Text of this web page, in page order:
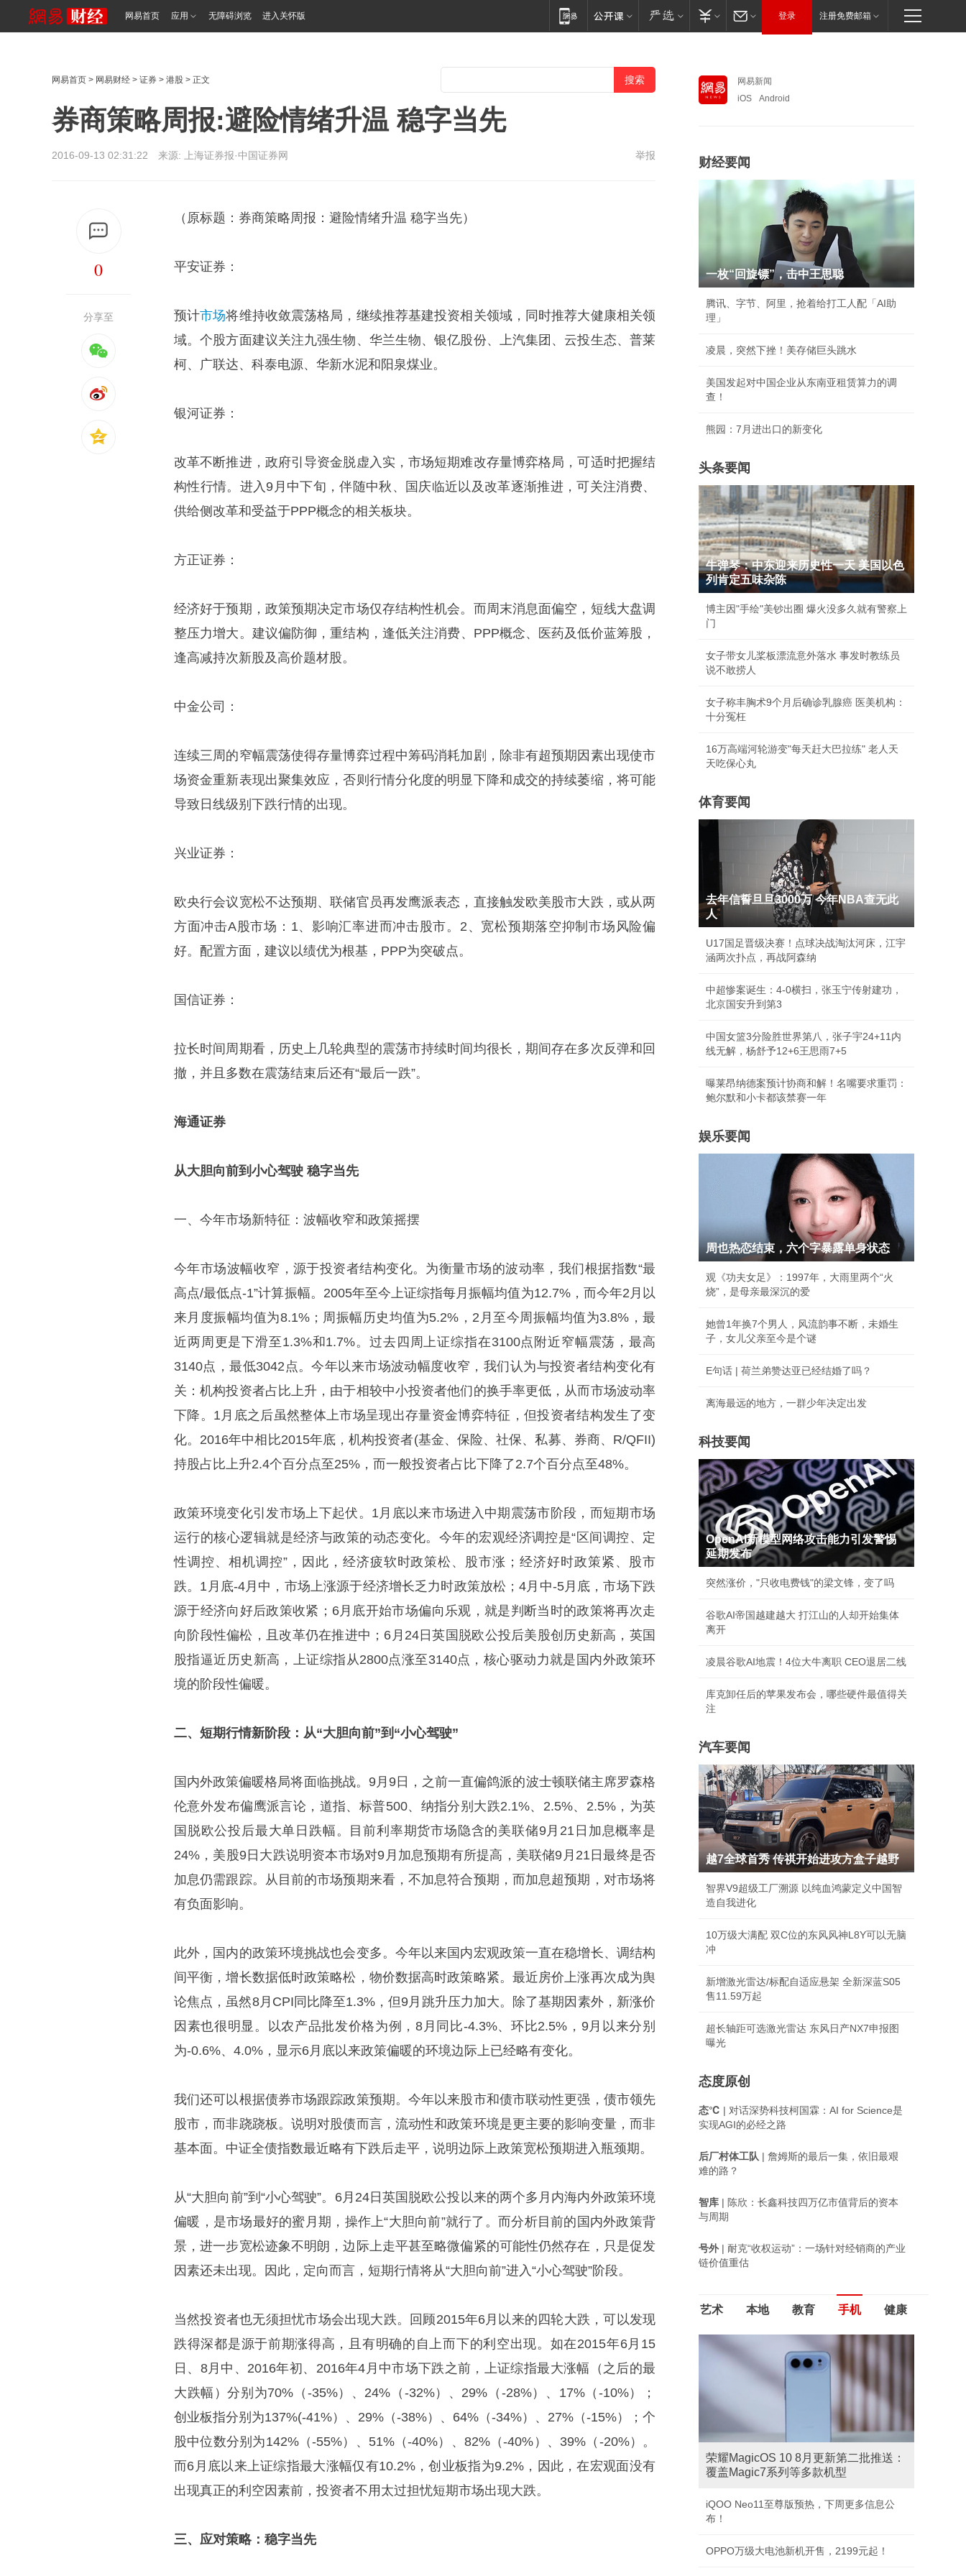
网易首页 应用 无障碍浏览 进入关怀版 登录 注册免费邮箱
网易首页 > 网易财经 > 证券 > 港股 > 正文
券商策略周报:避险情绪升温 稳字当先
2016-09-13 02:31:22 来源: 上海证券报·中国证券网 举报
0
分享至
（原标题：券商策略周报：避险情绪升温 稳字当先）
平安证券：
预计市场将维持收敛震荡格局，继续推荐基建投资相关领域，同时推荐大健康相关领
域。个股方面建议关注九强生物、华兰生物、银亿股份、上汽集团、云投生态、普莱
柯、广联达、科泰电源、华新水泥和阳泉煤业。
银河证券：
改革不断推进，政府引导资金脱虚入实，市场短期难改存量博弈格局，可适时把握结
构性行情。进入9月中下旬，伴随中秋、国庆临近以及改革逐渐推进，可关注消费、
供给侧改革和受益于PPP概念的相关板块。
方正证券：
经济好于预期，政策预期决定市场仅存结构性机会。而周末消息面偏空，短线大盘调
整压力增大。建议偏防御，重结构，逢低关注消费、PPP概念、医药及低价蓝筹股，
逢高减持次新股及高价题材股。
中金公司：
连续三周的窄幅震荡使得存量博弈过程中筹码消耗加剧，除非有超预期因素出现使市
场资金重新表现出聚集效应，否则行情分化度的明显下降和成交的持续萎缩，将可能
导致日线级别下跌行情的出现。
兴业证券：
欧央行会议宽松不达预期、联储官员再发鹰派表态，直接触发欧美股市大跌，或从两
方面冲击A股市场：1、影响汇率进而冲击股市。2、宽松预期落空抑制市场风险偏
好。配置方面，建议以绩优为根基，PPP为突破点。
国信证券：
拉长时间周期看，历史上几轮典型的震荡市持续时间均很长，期间存在多次反弹和回
撤，并且多数在震荡结束后还有“最后一跌”。
海通证券
从大胆向前到小心驾驶 稳字当先
一、今年市场新特征：波幅收窄和政策摇摆
今年市场波幅收窄，源于投资者结构变化。为衡量市场的波动率，我们根据指数“最
高点/最低点-1”计算振幅。2005年至今上证综指每月振幅均值为12.7%，而今年2月以
来月度振幅均值为8.1%；周振幅历史均值为5.2%，2月至今周振幅均值为3.8%，最
近两周更是下滑至1.3%和1.7%。过去四周上证综指在3100点附近窄幅震荡，最高
3140点，最低3042点。今年以来市场波动幅度收窄，我们认为与投资者结构变化有
关：机构投资者占比上升，由于相较中小投资者他们的换手率更低，从而市场波动率
下降。1月底之后虽然整体上市场呈现出存量资金博弈特征，但投资者结构发生了变
化。2016年中相比2015年底，机构投资者(基金、保险、社保、私募、券商、R/QFII)
持股占比上升2.4个百分点至25%，而一般投资者占比下降了2.7个百分点至48%。
政策环境变化引发市场上下起伏。1月底以来市场进入中期震荡市阶段，而短期市场
运行的核心逻辑就是经济与政策的动态变化。今年的宏观经济调控是“区间调控、定
性调控、相机调控”，因此，经济疲软时政策松、股市涨；经济好时政策紧、股市
跌。1月底-4月中，市场上涨源于经济增长乏力时政策放松；4月中-5月底，市场下跌
源于经济向好后政策收紧；6月底开始市场偏向乐观，就是判断当时的政策将再次走
向阶段性偏松，且改革仍在推进中；6月24日英国脱欧公投后美股创历史新高，英国
股指逼近历史新高，上证综指从2800点涨至3140点，核心驱动力就是国内外政策环
境的阶段性偏暖。
二、短期行情新阶段：从“大胆向前”到“小心驾驶”
国内外政策偏暖格局将面临挑战。9月9日，之前一直偏鸽派的波士顿联储主席罗森格
伦意外发布偏鹰派言论，道指、标普500、纳指分别大跌2.1%、2.5%、2.5%，为英
国脱欧公投后最大单日跌幅。目前利率期货市场隐含的美联储9月21日加息概率是
24%，美股9日大跌说明资本市场对9月加息预期有所提高，美联储9月21日最终是否
加息仍需跟踪。从目前的市场预期来看，不加息符合预期，而加息超预期，对市场将
有负面影响。
此外，国内的政策环境挑战也会变多。今年以来国内宏观政策一直在稳增长、调结构
间平衡，增长数据低时政策略松，物价数据高时政策略紧。最近房价上涨再次成为舆
论焦点，虽然8月CPI同比降至1.3%，但9月跳升压力加大。除了基期因素外，新涨价
因素也很明显。以农产品批发价格为例，8月同比-4.3%、环比2.5%，9月以来分别
为-0.6%、4.0%，显示6月底以来政策偏暖的环境边际上已经略有变化。
我们还可以根据债券市场跟踪政策预期。今年以来股市和债市联动性更强，债市领先
股市，而非跷跷板。说明对股债而言，流动性和政策环境是更主要的影响变量，而非
基本面。中证全债指数最近略有下跌后走平，说明边际上政策宽松预期进入瓶颈期。
从“大胆向前”到“小心驾驶”。6月24日英国脱欧公投以来的两个多月内海内外政策环境
偏暖，是市场最好的蜜月期，操作上“大胆向前”就行了。而分析目前的国内外政策背
景，进一步宽松迹象不明朗，边际上走平甚至略微偏紧的可能性仍然存在，只是促发
因素还未出现。因此，定向而言，短期行情将从“大胆向前”进入“小心驾驶”阶段。
当然投资者也无须担忧市场会出现大跌。回顾2015年6月以来的四轮大跌，可以发现
跌得深都是源于前期涨得高，且有明确的自上而下的利空出现。如在2015年6月15
日、8月中、2016年初、2016年4月中市场下跌之前，上证综指最大涨幅（之后的最
大跌幅）分别为70%（-35%）、24%（-32%）、29%（-28%）、17%（-10%）；
创业板指分别为137%(-41%）、29%（-38%）、64%（-34%）、27%（-15%）；个
股中位数分别为142%（-55%）、51%（-40%）、82%（-40%）、39%（-20%）。
而6月底以来上证综指最大涨幅仅有10.2%，创业板指为9.2%，因此，在宏观面没有
出现真正的利空因素前，投资者不用太过担忧短期市场出现大跌。
三、应对策略：稳字当先
网易新闻
iOS
Android
财经要闻
一枚“回旋镖”，击中王思聪
腾讯、字节、阿里，抢着给打工人配「AI助
理」
凌晨，突然下挫！美存储巨头跳水
美国发起对中国企业从东南亚租赁算力的调
查！
熊园：7月进出口的新变化
头条要闻
牛弹琴：中东迎来历史性一天 美国以色
列肯定五味杂陈
博主因"手绘"美钞出圈 爆火没多久就有警察上
门
女子带女儿桨板漂流意外落水 事发时教练员
说不敢捞人
女子称丰胸术9个月后确诊乳腺癌 医美机构：
十分冤枉
16万高端河轮游变"每天赶大巴拉练" 老人天
天吃保心丸
体育要闻
去年信誓旦旦3000万 今年NBA查无此
人
U17国足晋级决赛！点球决战淘汰河床，江宇
涵两次扑点，再战阿森纳
中超惨案诞生：4-0横扫，张玉宁传射建功，
北京国安升到第3
中国女篮3分险胜世界第八，张子宇24+11内
线无解，杨舒予12+6王思雨7+5
曝莱昂纳德案预计协商和解！名嘴要求重罚：
鲍尔默和小卡都该禁赛一年
娱乐要闻
周也热恋结束，六个字暴露单身状态
观《功夫女足》：1997年，大雨里两个“火
烧”，是母亲最深沉的爱
她曾1年换7个男人，风流韵事不断，未婚生
子，女儿父亲至今是个谜
E句话 | 荷兰弟赞达亚已经结婚了吗？
离海最远的地方，一群少年决定出发
科技要闻
OpenAI新模型网络攻击能力引发警惕
延期发布
突然涨价，"只收电费钱"的梁文锋，变了吗
谷歌AI帝国越建越大 打江山的人却开始集体
离开
凌晨谷歌AI地震！4位大牛离职 CEO退居二线
库克卸任后的苹果发布会，哪些硬件最值得关
注
汽车要闻
越7全球首秀 传祺开始进攻方盒子越野
智界V9超级工厂溯源 以纯血鸿蒙定义中国智
造自我进化
10万级大满配 双C位的东风风神L8Y可以无脑
冲
新增激光雷达/标配自适应悬架 全新深蓝S05
售11.59万起
超长轴距可选激光雷达 东风日产NX7申报图
曝光
态度原创
态℃ | 对话深势科技柯国霖：AI for Science是
实现AGI的必经之路
后厂村体工队 | 詹姆斯的最后一集，依旧最艰
难的路？
智库 | 陈欣：长鑫科技四万亿市值背后的资本
与周期
号外| 耐克“收权运动”：一场针对经销商的产业
链价值重估
艺术 本地 教育 手机 健康
荣耀MagicOS 10 8月更新第二批推送：
覆盖Magic7系列等多款机型
iQOO Neo11至尊版预热，下周更多信息公
布！
OPPO万级大电池新机开售，2199元起！